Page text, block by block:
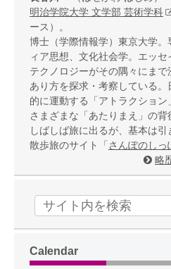
明治学院大学 文学部 芸術学科
ース）。
博士（学際情報学）東京大学
ィア思想、文化社会学。エッセ
テクノロジーがその隅々にま
あり方を探求・考察している
的に運動する「アトラクション
さまざまな「あたりまえ」の背
しばしば旅に出るが、基本は引
散歩旅のサイト「 さんぽのしっ
略
Calendar